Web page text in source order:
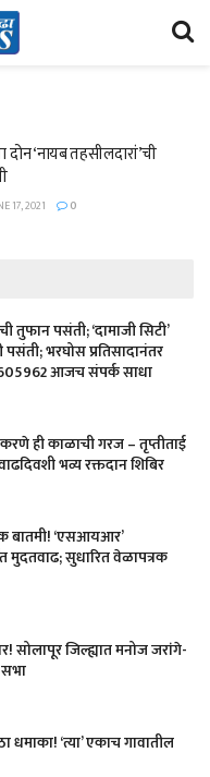
‘नायब तहसीलदारां’ची
17, 2021 0
तुफान पसंती; ‘दामाजी सिटी’
भरघोस प्रतिसादानंतर
आजच संपर्क साधा
ही काळाची गरज – तृप्तीताई
भव्य रक्तदान शिबिर
बातमी! ‘एसआयआर’
मुदतवाढ; सुधारित वेळापत्रक
सोलापूर जिल्ह्यात मनोज जरांगे-
‘त्या’ एकाच गावातील